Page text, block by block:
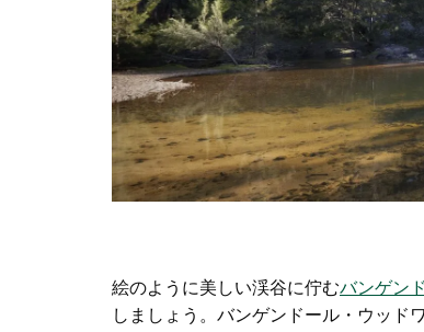
絵のように美しい渓谷に佇むバンゲン
しましょう。 バンゲンドール・ウッド